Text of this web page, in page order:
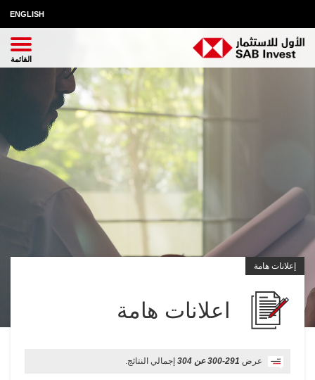
ENGLISH
إعلانات هامة
اعلانات هامة
عرض 291-300 عن 304 إجمالي النتائج.